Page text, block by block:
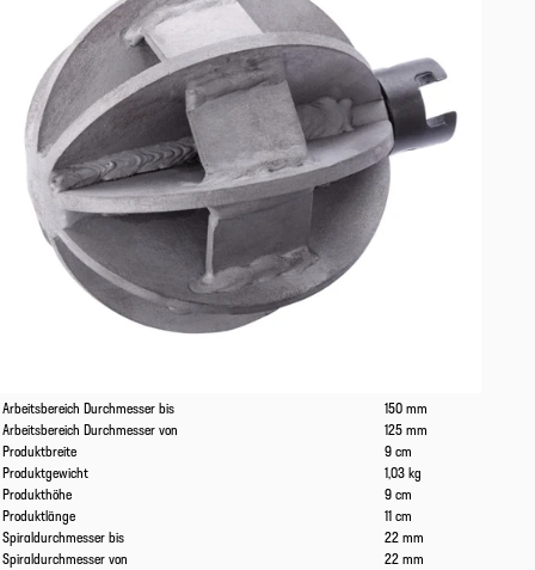
Eigenschaften Werte
Arbeitsbereich Durchmesser bis
150 mm
Arbeitsbereich Durchmesser von
125 mm
Produktbreite
9 cm
Produktgewicht
1,03 kg
Produkthöhe
9 cm
Produktlänge
11 cm
Spiraldurchmesser bis
22 mm
Spiraldurchmesser von
22 mm